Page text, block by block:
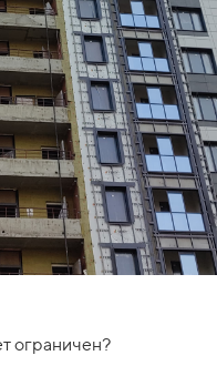
ограничен?